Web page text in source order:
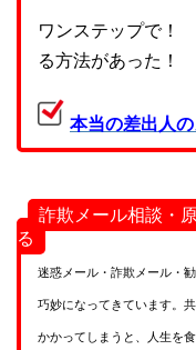
ワンステップで！
る方法があった！
本当の差出人
詐欺メール相談・
る
迷惑メール・詐欺メール・
巧妙になってきています。
かかってしまうと、人生を